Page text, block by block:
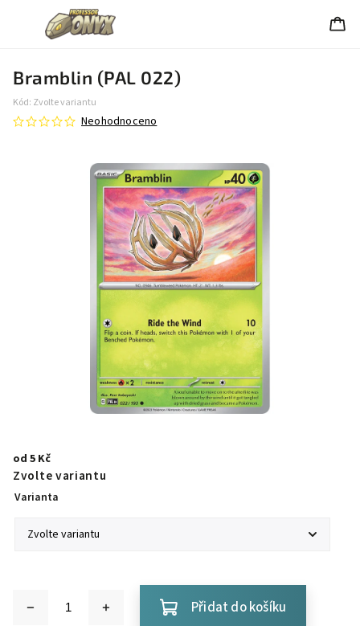
Bramblin (PAL 022)
Kód: Zvolte variantu
Neohodnoceno
od 5 Kč
Zvolte variantu
Varianta
Přidat do košíku